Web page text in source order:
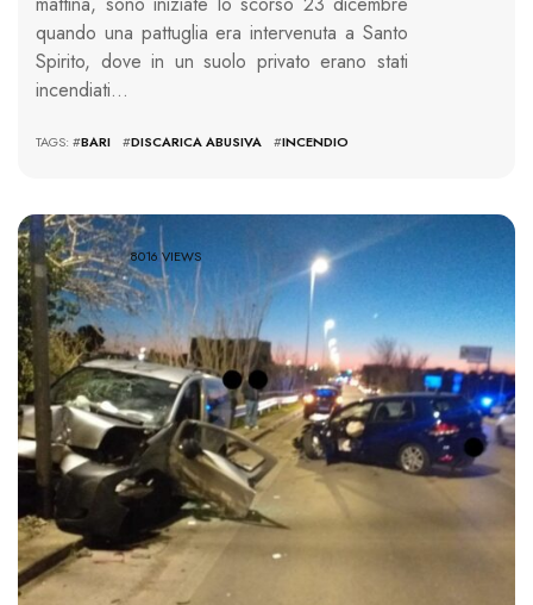
quando una pattuglia era intervenuta a Santo
Spirito, dove in un suolo privato erano stati
incendiati…
TAGS: #BARI #DISCARICA ABUSIVA #INCENDIO
8016 VIEWS